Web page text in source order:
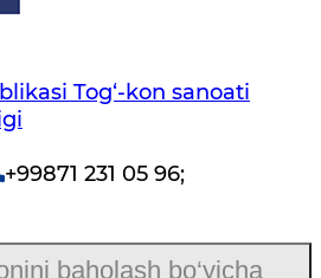
Tog‘-kon sanoati
+99871 231 05 96;
baholash bo‘yicha